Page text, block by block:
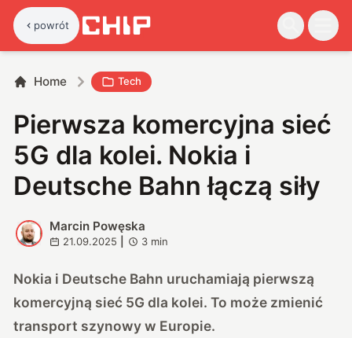
powrót
Home Tech
Pierwsza komercyjna sieć
5G dla kolei. Nokia i
Deutsche Bahn łączą siły
M
Marcin Powęska
21.09.2025 3 min
Nokia i Deutsche Bahn uruchamiają pierwszą
komercyjną sieć 5G dla kolei. To może zmienić
transport szynowy w Europie.